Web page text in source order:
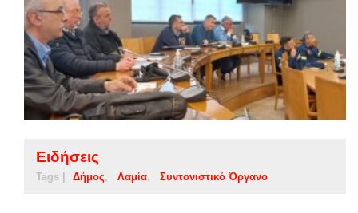
Ειδήσεις
Tags | Δήμος Λαμία Συντονιστικό Όργανο